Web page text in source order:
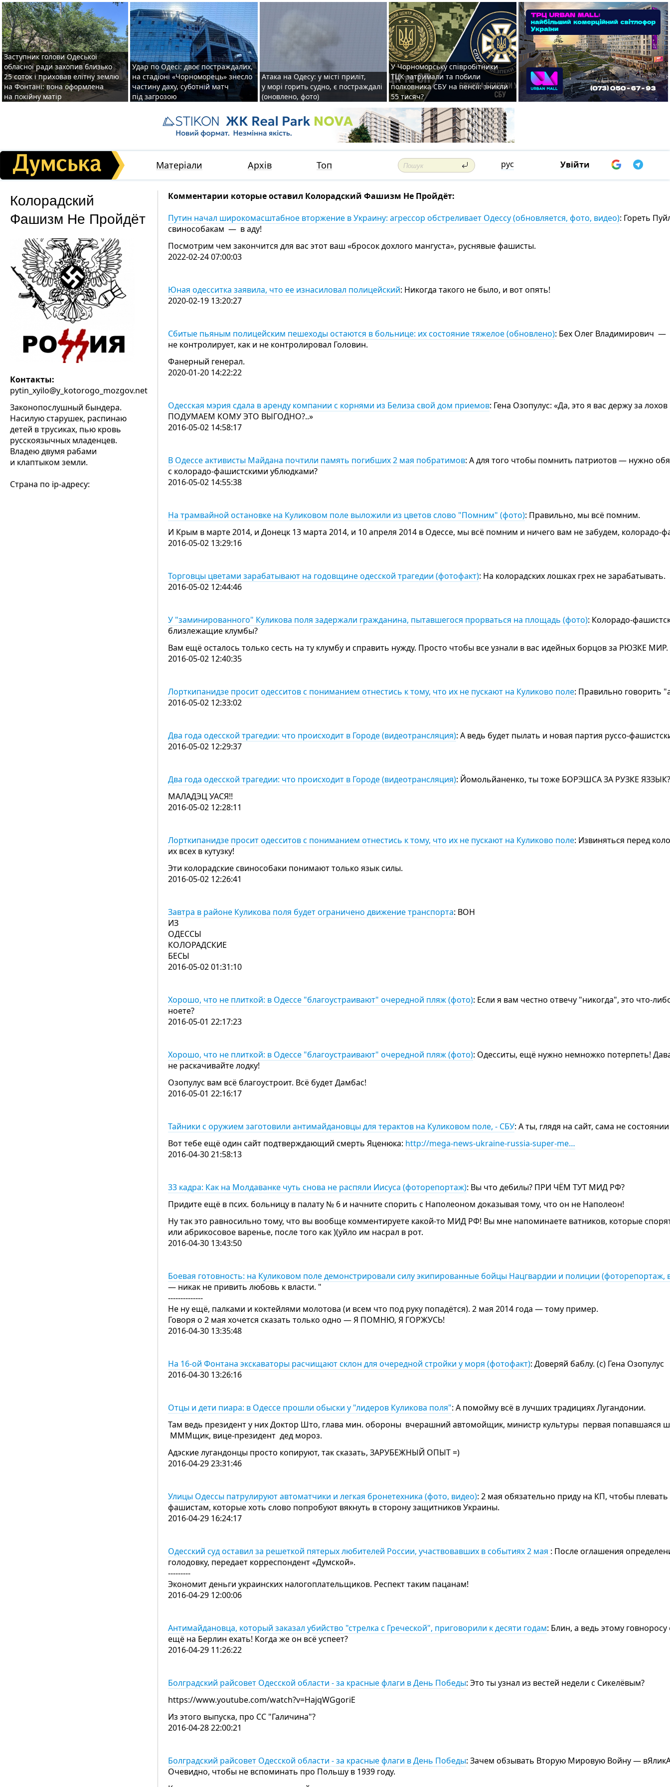
Заступник голови Одеської
обласної ради захопив близько
25 соток і приховав елітну землю
на Фонтані: вона оформлена
на покійну матір
Удар по Одесі: двоє постраждалих,
на стадіоні «Чорноморець» знесло
частину даху, суботній матч
під загрозою
Атака на Одесу: у місті приліт,
у морі горить судно, є постраждалі
(оновлено, фото)
У Чорноморську співробітники
ТЦК затримали та побили
полковника СБУ на пенсії: зникли
55 тисяч?
Матеріали Архів Топ рус Увійти
Колорадский
Фашизм Не Пройдёт
Контакты:
pytin_xyilo@y_kotorogo_mozgov.net
Законопослушный бындера.
Насилую старушек, распинаю
детей в трусиках, пью кровь
русскоязычных младенцев.
Владею двумя рабами
и клаптыком земли.
Страна по ip-адресу:
Комментарии которые оставил Колорадский Фашизм Не Пройдёт:
Путин начал широкомасштабное вторжение в Украину: агрессор обстреливает Одессу (обновляется, фото, видео): Гореть
свинособакам — в аду!
Посмотрим чем закончится для вас этот ваш «бросок дохлого мангуста», руснявые фашисты.
2022-02-24 07:00:03
Юная одесситка заявила, что ее изнасиловал полицейский: Никогда такого не было, и вот опять!
2020-02-19 13:20:27
Сбитые пьяным полицейским пешеходы остаются в больнице: их состояние тяжелое (обновлено): Бех Олег Владимирович —
не контролирует, как и не контролировал Головин.
Фанерный генерал.
2020-01-20 14:22:22
Одесская мэрия сдала в аренду компании с корнями из Белиза свой дом приемов: Гена Озопулус: «Да, это я вас держу за
ПОДУМАЕМ КОМУ ЭТО ВЫГОДНО?..»
2016-05-02 14:58:17
В Одессе активисты Майдана почтили память погибших 2 мая побратимов: А для того чтобы помнить патриотов — нужно
с колорадо-фашистскими ублюдками?
2016-05-02 14:55:38
На трамвайной остановке на Куликовом поле выложили из цветов слово "Помним" (фото): Правильно, мы всё помним.
И Крым в марте 2014, и Донецк 13 марта 2014, и 10 апреля 2014 в Одессе, мы всё помним и ничего вам не забудем,
2016-05-02 13:29:16
Торговцы цветами зарабатывают на годовщине одесской трагедии (фотофакт): На колорадских лошках грех не зарабатывать.
2016-05-02 12:44:46
У "заминированного" Куликова поля задержали гражданина, пытавшегося прорваться на площадь (фото): Колорадо-
близлежащие клумбы?
Вам ещё осталось только сесть на ту клумбу и справить нужду. Просто чтобы все узнали в вас идейных борцов за РЮЗКЕ
2016-05-02 12:40:35
Лорткипанидзе просит одесситов с пониманием отнестись к тому, что их не пускают на Куликово поле: Правильно говорить
2016-05-02 12:33:02
Два года одесской трагедии: что происходит в Городе (видеотрансляция): А ведь будет пылать и новая партия руссо-
2016-05-02 12:29:37
Два года одесской трагедии: что происходит в Городе (видеотрансляция): Йомольйаненко, ты тоже БОРЭШСА ЗА РУЗКЕ ЯЗЗЫК?
МАЛАДЭЦ УАСЯ!!
2016-05-02 12:28:11
Лорткипанидзе просит одесситов с пониманием отнестись к тому, что их не пускают на Куликово поле: Извиняться перед
их всех в кутузку!
Эти колорадские свинособаки понимают только язык силы.
2016-05-02 12:26:41
Завтра в районе Куликова поля будет ограничено движение транспорта: ВОН
ИЗ
ОДЕССЫ
КОЛОРАДСКИЕ
БЕСЫ
2016-05-02 01:31:10
Хорошо, что не плиткой: в Одессе "благоустраивают" очередной пляж (фото): Если я вам честно отвечу "никогда", это что-
ноете?
2016-05-01 22:17:23
Хорошо, что не плиткой: в Одессе "благоустраивают" очередной пляж (фото): Одесситы, ещё нужно немножко потерпеть!
не раскачивайте лодку!
Озопулус вам всё благоустроит. Всё будет Дамбас!
2016-05-01 22:16:17
Тайники с оружием заготовили антимайдановцы для терактов на Куликовом поле, - СБУ: А ты, глядя на сайт, сама не
Вот тебе ещё один сайт подтверждающий смерть Яценюка: http://mega-news-ukraine-russia-super-me…
2016-04-30 21:58:13
33 кадра: Как на Молдаванке чуть снова не распяли Иисуса (фоторепортаж): Вы что дебилы? ПРИ ЧЁМ ТУТ МИД РФ?
Придите ещё в псих. больницу в палату № 6 и начните спорить с Наполеоном доказывая тому, что он не Наполеон!
Ну так это равносильно тому, что вы вообще комментируете какой-то МИД РФ! Вы мне напоминаете ватников, которые
или абрикосовое варенье, после того как )(уйло им насрал в рот.
2016-04-30 13:43:50
Боевая готовность: на Куликовом поле демонстрировали силу экипированные бойцы Нацгвардии и полиции (фоторепортаж,
— никак не привить любовь к власти. "
--------------
Не ну ещё, палками и коктейлями молотова (и всем что под руку попадётся). 2 мая 2014 года — тому пример.
Говоря о 2 мая хочется сказать только одно — Я ПОМНЮ, Я ГОРЖУСЬ!
2016-04-30 13:35:48
На 16-ой Фонтана экскаваторы расчищают склон для очередной стройки у моря (фотофакт): Доверяй баблу. (с) Гена Озопулус
2016-04-30 13:26:16
Отцы и дети пиара: в Одессе прошли обыски у "лидеров Куликова поля": А помойму всё в лучших традициях Лугандонии.
Там ведь президент у них Доктор Што, глава мин. обороны вчерашний автомойщик, министр культуры первая попавшаяся
МММщик, вице-президент дед мороз.
Адэские лугандонцы просто копируют, так сказать, ЗАРУБЕЖНЫЙ ОПЫТ =)
2016-04-29 23:31:46
Улицы Одессы патрулируют автоматчики и легкая бронетехника (фото, видео): 2 мая обязательно приду на КП, чтобы
фашистам, которые хоть слово попробуют вякнуть в сторону защитников Украины.
2016-04-29 16:24:17
Одесский суд оставил за решеткой пятерых любителей России, участвовавших в событиях 2 мая : После оглашения
голодовку, передает корреспондент «Думской».
---------
Экономит деньги украинских налогоплательщиков. Респект таким пацанам!
2016-04-29 12:00:06
Антимайдановца, который заказал убийство "стрелка с Греческой", приговорили к десяти годам: Блин, а ведь этому
ещё на Берлин ехать! Когда же он всё успеет?
2016-04-29 11:26:22
Болградский райсовет Одесской области - за красные флаги в День Победы: Это ты узнал из вестей недели с Сикелёвым?
https://www.youtube.com/watch?v=HajqWGgoriE
Из этого выпуска, про СС "Галичина"?
2016-04-28 22:00:21
Болградский райсовет Одесской области - за красные флаги в День Победы: Зачем обзывать Вторую Мировую Войну —
Очевидно, чтобы не вспоминать про Польшу в 1939 году.